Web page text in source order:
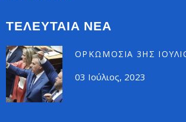
ΤΕΛΕΥΤΑΙΑ ΝΕΑ
ΟΡΚΩΜΟΣΊΑ 3ΗΣ
03 Ιούλιος, 2023